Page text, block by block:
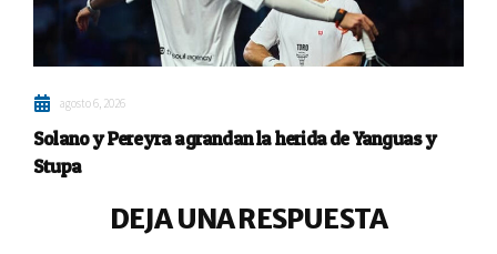
agosto 6, 2026
Solano y Pereyra agrandan la herida de Yanguas y
Stupa
DEJA UNA RESPUESTA